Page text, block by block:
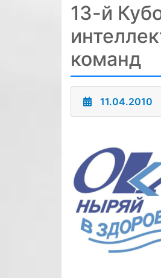
13-й
команд
11.04.2010